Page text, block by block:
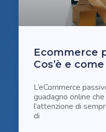
Ecommerce
Cos’è e
L’eCommerce
guadagno online
l’attenzione di
di